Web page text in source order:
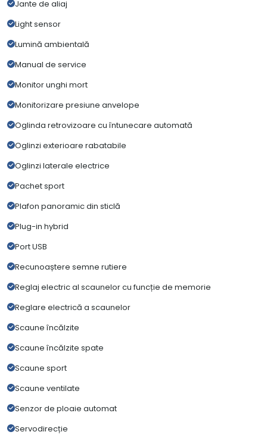
Jante de aliaj
Light sensor
Lumină ambientală
Manual de service
Monitor unghi mort
Monitorizare presiune anvelope
Oglinda retrovizoare cu întunecare automată
Oglinzi exterioare rabatabile
Oglinzi laterale electrice
Pachet sport
Plafon panoramic din sticlă
Plug-in hybrid
Port USB
Recunoaștere semne rutiere
Reglaj electric al scaunelor cu funcție de memorie
Reglare electrică a scaunelor
Scaune încălzite
Scaune încălzite spate
Scaune sport
Scaune ventilate
Senzor de ploaie automat
Servodirecție